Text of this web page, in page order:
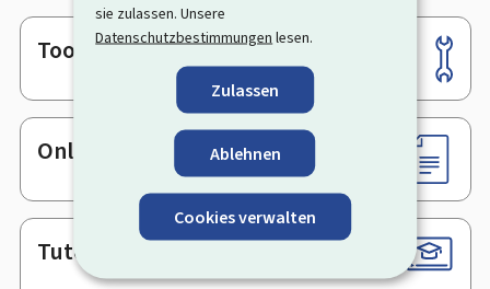
sie zulassen. Unsere
Datenschutzbestimmungen lesen.
Zulassen
Ablehnen
Cookies verwalten
Footer
Tools
Online-Dienste & Formulare
Tutorials